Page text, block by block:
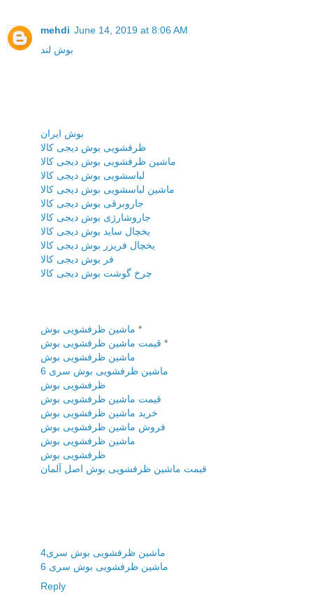
mehdi June 14, 2019 at 8:06 AM
بوش لند
بوش ایران
ظرفشویی بوش دیجی کالا
ماشین ظرفشویی بوش دیجی کالا
لباسشویی بوش دیجی کالا
ماشین لباسشویی بوش دیجی کالا
جاروبرقی بوش دیجی کالا
جاروشارژی بوش دیجی کالا
یخچال ساید بوش دیجی کالا
یخچال فریزر بوش دیجی کالا
فر بوش دیجی کالا
چرخ گوشت بوش دیجی کالا
ماشین ظرفشویی بوش *
قیمت ماشین ظرفشویی بوش *
ماشین ظرفشویی بوش
ماشین ظرفشویی بوش سری 6
ظرفشویی بوش
قیمت ماشین ظرفشویی بوش
خرید ماشین ظرفشویی بوش
فروش ماشین ظرفشویی بوش
ماشین ظرفشویی بوش
ظرفشویی بوش
قیمت ماشین ظرفشویی بوش اصل آلمان
ماشین ظرفشویی بوش سری4
ماشین ظرفشویی بوش سری 6
Reply